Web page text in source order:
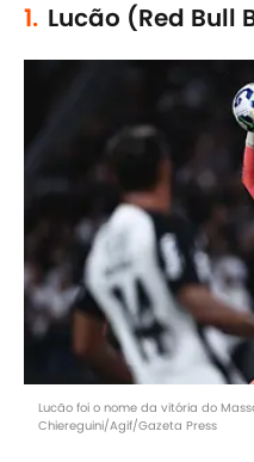
1. Lucão (Red Bull
Lucão foi o nome da vitória do
Chiereguini/Agif/Gazeta Press